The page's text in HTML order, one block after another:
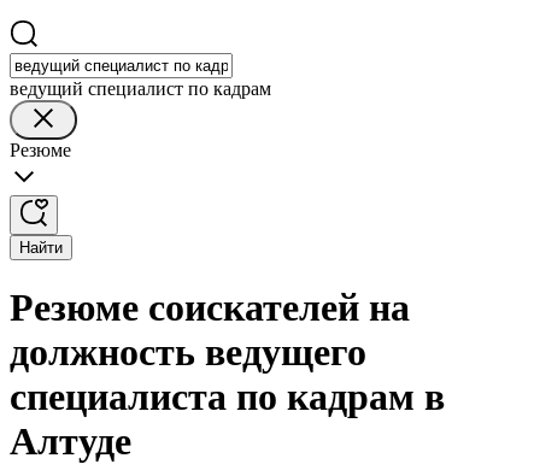
ведущий специалист по кадрам
Резюме
Найти
Резюме соискателей на
должность ведущего
специалиста по кадрам в
Алтуде